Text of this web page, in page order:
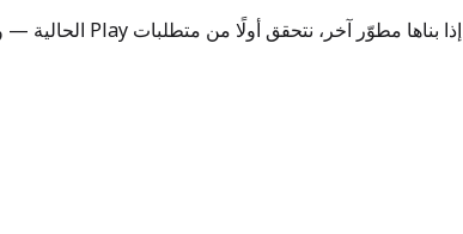
إذا بناها مطوّر آخر، نتحقق أولًا من متطلبات Play الحالية — وقد يرفع ذلك السعر.